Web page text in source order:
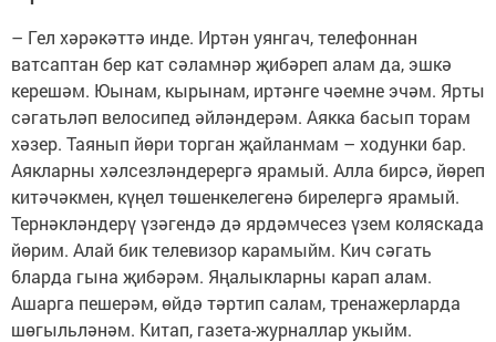
– Гел хәрәкәттә инде. Иртән уянгач, телефоннан
ватсаптан бер кат сәламнәр җибәреп алам да, эшкә
керешәм. Юынам, кырынам, иртәнге чәемне эчәм. Ярты
сәгатьләп велосипед әйләндерәм. Аякка басып торам
хәзер. Таянып йөри торган җайланмам – ходунки бар.
Аякларны хәлсезләндерергә ярамый. Алла бирсә, йөреп
китәчәкмен, күңел төшенкелегенә бирелергә ярамый.
Тернәкләндерү үзәгендә дә ярдәмчесез үзем коляскада
йөрим. Алай бик телевизор карамыйм. Кич сәгать
6ларда гына җибәрәм. Яңалыкларны карап алам.
Ашарга пешерәм, өйдә тәртип салам, тренажерларда
шөгыльләнәм. Китап, газета-журналлар укыйм.